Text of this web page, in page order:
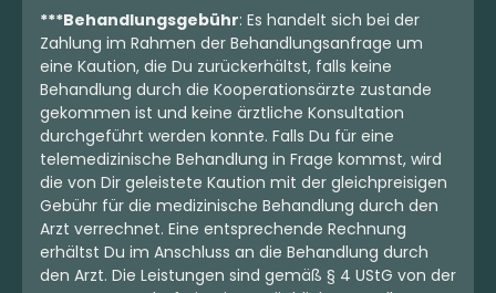
***Behandlungsgebühr: Es handelt sich bei der
Zahlung im Rahmen der Behandlungsanfrage um
eine Kaution, die Du zurückerhältst, falls keine
Behandlung durch die Kooperationsärzte zustande
gekommen ist und keine ärztliche Konsultation
durchgeführt werden konnte. Falls Du für eine
telemedizinische Behandlung in Frage kommst, wird
die von Dir geleistete Kaution mit der gleichpreisigen
Gebühr für die medizinische Behandlung durch den
Arzt verrechnet. Eine entsprechende Rechnung
erhältst Du im Anschluss an die Behandlung durch
den Arzt. Die Leistungen sind gemäß § 4 UStG von der